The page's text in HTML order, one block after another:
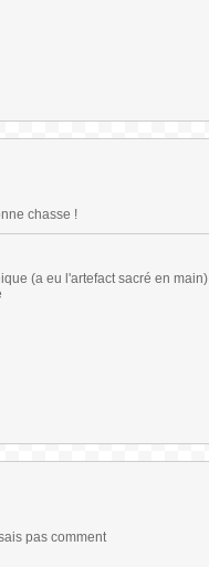
chasse !
(a eu l'artefact sacré en
pas comment